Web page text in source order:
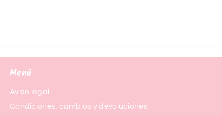
Menú
Aviso legal
Condiciones, cambios y devoluciones